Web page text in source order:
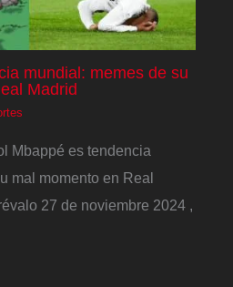
mundial: memes de su
Madrid
Mbappé es tendencia
mal momento en Real
27 de noviembre 2024 ,